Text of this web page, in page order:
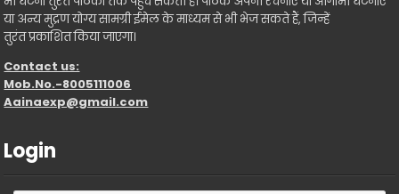
या अन्य मुद्रण योग्य सामग्री ईमेल के माध्यम से भी भेज सकते हैं, जिन्हें
तुरंत प्रकाशित किया जाएगा।
Contact us:
Mob.No.-8005111006
Aainaexp@gmail.com
Login